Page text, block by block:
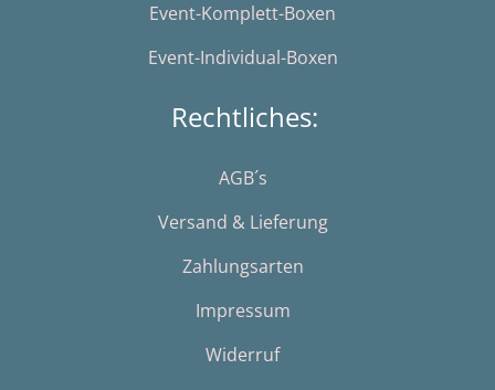
Event-Komplett-Boxen
Event-Individual-Boxen
Rechtliches:
AGB´s
Versand & Lieferung
Zahlungsarten
Impressum
Widerruf